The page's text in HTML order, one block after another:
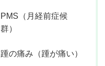
PMS（月経前症候
群）
踵の痛み（踵が痛い）